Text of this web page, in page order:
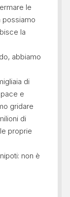
le
possiamo
la
abbiamo
di
e
gridare
di
proprie
non è